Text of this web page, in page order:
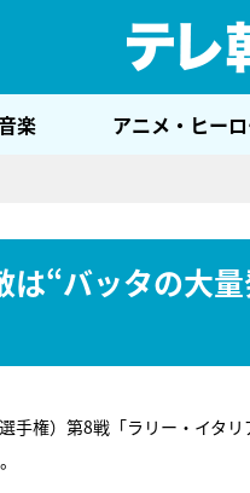
楽 アニメ・ヒー
“バッタの大量
手権）第8戦「ラリー・イタ